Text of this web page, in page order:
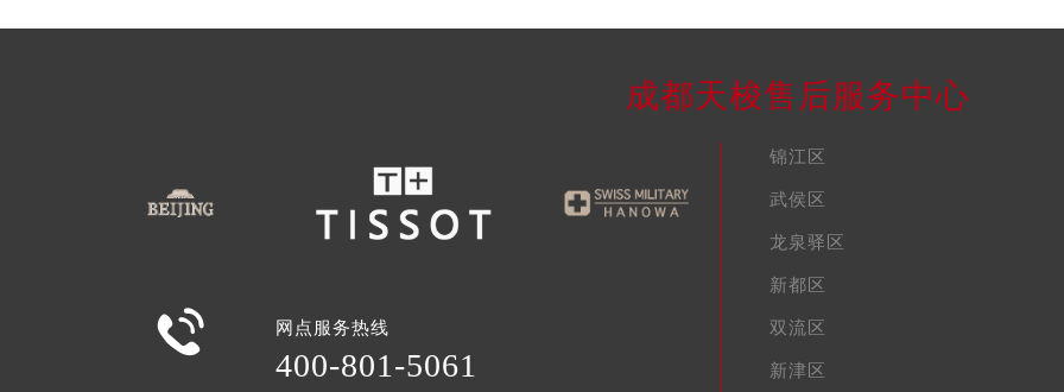
成都天梭售后服务中心
 网点服务热线
400-801-5061
锦江区
武侯区
龙泉驿区
新都区
双流区
新津区